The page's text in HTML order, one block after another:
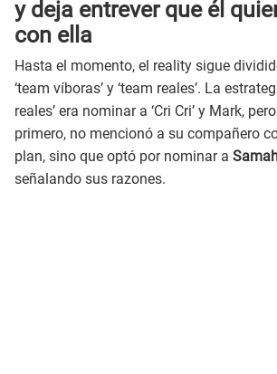
y deja entrever que él
con ella
Hasta el momento, el reality sigue
‘team víboras’ y ‘team reales’. La
reales’ era nominar a ‘Cri Cri’ y Mark,
primero, no mencionó a su compañero
plan, sino que optó por nominar a
señalando sus razones.